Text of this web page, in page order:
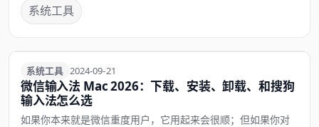
系统工具
系统工具
系统工具 2024-09-21
微信输入法 Mac 2026：下载、安装、卸载、和搜狗
输入法怎么选
如果你本来就是微信重度用户，它用起来会很顺；但如果你对